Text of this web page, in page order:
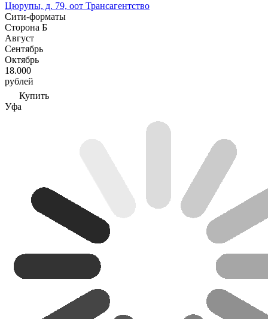
Цюрупы, д. 79, оот Трансагентство
Сити-форматы
Сторона Б
Август
Сентябрь
Октябрь
18.000
рублей
Купить
Уфа